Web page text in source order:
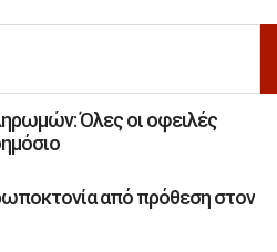
Όλες οι οφειλές
από πρόθεση στον